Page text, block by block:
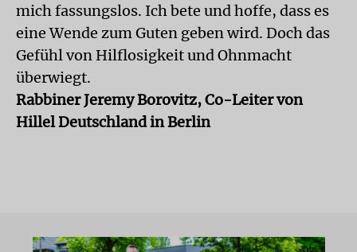
mich fassungslos. Ich bete und hoffe, dass es
eine Wende zum Guten geben wird. Doch das
Gefühl von Hilflosigkeit und Ohnmacht
überwiegt.
Rabbiner Jeremy Borovitz, Co-Leiter von
Hillel Deutschland in Berlin